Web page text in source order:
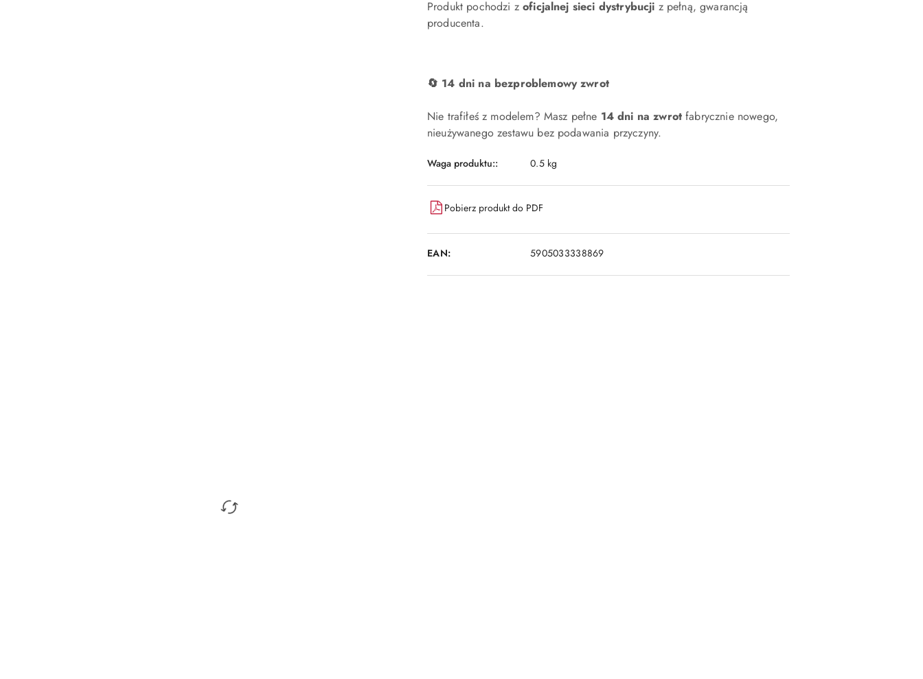
Produkt pochodzi zoficjalnej sieci dystrybucji z pełną, gwarancją
producenta.
🔄 14 dni na bezproblemowy zwrot
Nie trafiłeś z modelem? Masz pełne 14 dni na zwrot fabrycznie nowego,
nieużywanego zestawu bez podawania przyczyny.
Waga produktu:: 0.5 kg
Pobierz produkt do PDF
EAN: 5905033338869